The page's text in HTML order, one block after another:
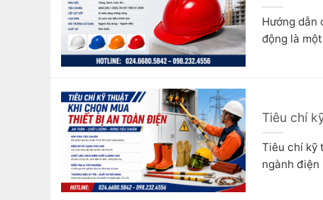
Hướng dẫn
động là
Tiêu chí
Tiêu chí kỹ
ngành